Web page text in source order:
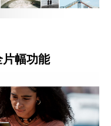
幅功能